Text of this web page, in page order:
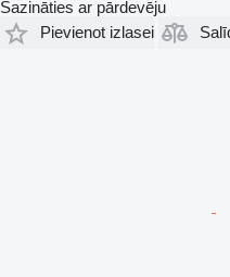
Sazināties ar pārdevēju
Pievienot izlasei